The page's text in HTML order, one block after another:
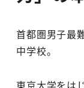
首都圏男子最
中学校。
東京大学をは